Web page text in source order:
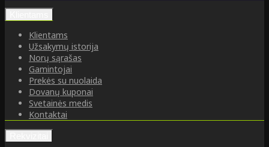
Klientams
Užsakymų istorija
Norų sąrašas
Gamintojai
Prekės su nuolaida
Dovanų kuponai
Svetainės medis
Kontaktai